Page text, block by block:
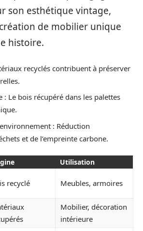
son esthétique vintage,
de mobilier unique
histoire.
recyclés contribuent à préserver
: Le bois récupéré dans les palettes
: Réduction
et de l’empreinte carbone.
Utilisation
recyclé Meubles, armoires
Mobilier, décoration
intérieure